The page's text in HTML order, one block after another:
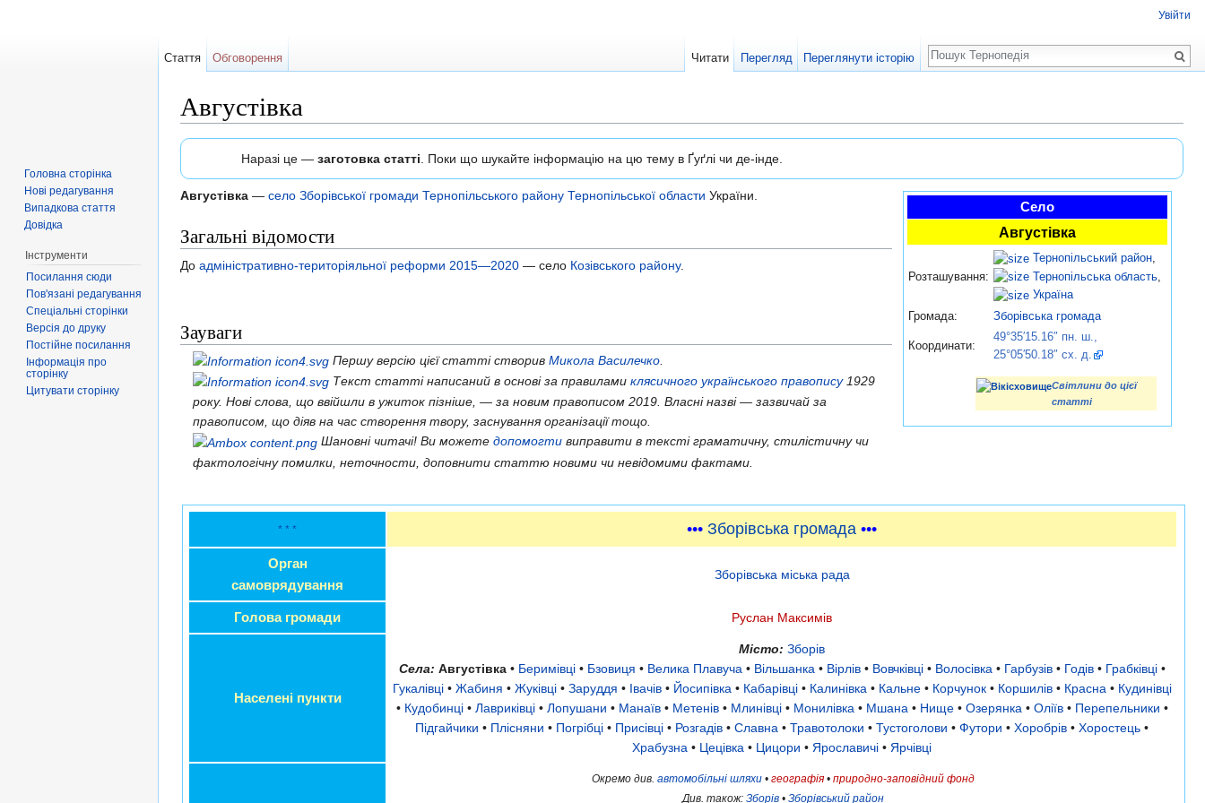
Августівка
Наразі це — заготовка статті. Поки що шукайте інформацію на цю тему в Ґуґлі чи де-інде.
Село
Августівка
Розташування:
Тернопільський район,
Тернопільська область
Україна
Громада:
Зборівська громада
Координати:
49°35′15.16″ пн. ш.,
25°05′50.18″ сх. д.
Світлини до цієї
статті
Августівка — село Зборівської громади Тернопільського району Тернопільської области України.
Загальні відомости
До адміністративно-територіяльної реформи 2015—2020 — село Козівського району.
Зауваги
Першу версію цієї статті створив Микола Василечко
Текст статті написаний в основі за правилами клясичного українського правопису1929
року. Нові слова, що ввійшли в ужиток пізніше, — за новим правописом 2019. Власні назві — зазвичай за
правописом, що діяв на час створення твору, заснування організації тощо.
Шановні читачі! Ви можете допомогти виправити в тексті граматичну, стилістичну чи
фактологічну помилки, неточности, доповнити статтю новими чи невідомими фактами.
* * * ••• Зборівська громада •••
Орган
самоврядування
Зборівська міська рада
Голова громади Руслан Максимів
Населені пункти
Місто: Зборів
Села: Августівка• Беримівці• Бзовиця • Велика Плавуча • Вільшанка • Вірлів• Вовчківці• Волосівка • Гарбузів• Годів• Грабківці•
Гукалівці• Жабиня • Жуківці• Заруддя • Івачів• Йосипівка • Кабарівці• Калинівка • Кальне• Корчунок• Коршилів• Красна • Кудинівці
• Кудобинці• Лавриківці• Лопушани • Манаїв• Метенів• Млинівці• Монилівка • Мшана • Нище• Озерянка • Оліїв• Перепельники •
Підгайчики • Плісняни • Погрібці • Присівці • Розгадів • Славна • Травотолоки • Тустоголови • Футори • Хоробрів • Хоростець •
Храбузна • Цецівка • Цицори • Ярославичі • Ярчівці
Окремо див. автомобільні шляхи• географія• природно-заповідний фонд
Див. також: Зборів• Зборівський район
Увійти
Стаття Обговорення Читати Перегляд Переглянути історію
Пошук
Головна сторінка
Нові редагування
Випадкова стаття
Довідка
Інструменти
Посилання сюди
Пов'язані редагування
Спеціальні сторінки
Версія до друку
Постійне посилання
Інформація про
сторінку
Цитувати сторінку